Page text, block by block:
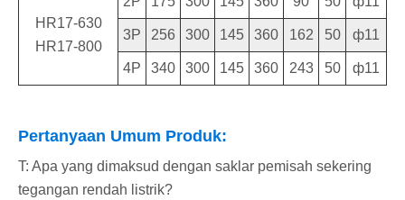
HR17-630
HR17-800
3P 256 300 145 360 162 50 ф11
4P 340 300 145 360 243 50 ф11
Pertanyaan Umum Produk:
T: Apa yang dimaksud dengan saklar pemisah sekering
tegangan rendah listrik?